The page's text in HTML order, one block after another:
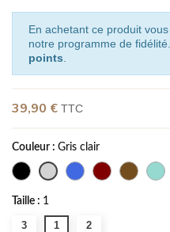
En achetant ce produit
notre programme de
points
39,90 € TTC
Couleur : Gris clair
Taille : 1
3 1 2